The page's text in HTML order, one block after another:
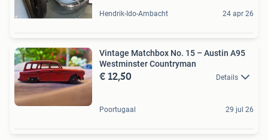
Hendrik-Ido-Ambacht 24 apr 26
Vintage Matchbox No. 15 – Austin A95
Westminster Countryman
€ 12,50 Details
Poortugaal 29 jul 26